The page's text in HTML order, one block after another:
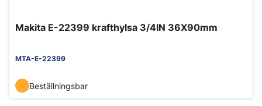
Makita E-22399 krafthylsa 3/4IN 36X90mm
MTA-E-22399
Beställningsbar